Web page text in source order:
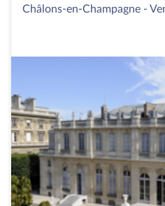
Châlons-en-Champagne -